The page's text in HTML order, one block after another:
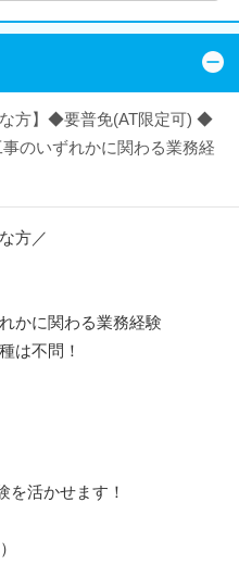
な方】◆要普免(AT限定可) ◆
のいずれかに関わる業務経
方／
かに関わる業務経験
は不問！
活かせます！